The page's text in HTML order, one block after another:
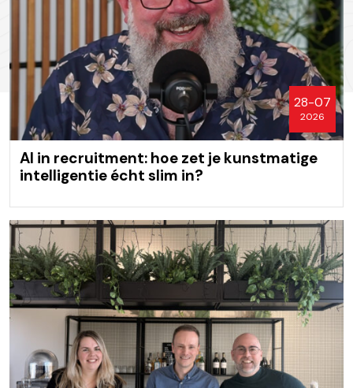
28-07
2026
AI in recruitment: hoe zet je kunstmatige
intelligentie écht slim in?